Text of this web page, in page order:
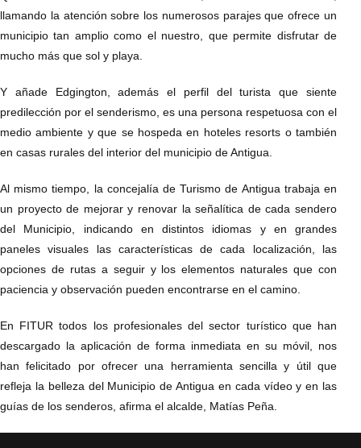
llamando la atención sobre los numerosos parajes que ofrece un
municipio tan amplio como el nuestro, que permite disfrutar de
mucho más que sol y playa.
Y añade Edgington, además el perfil del turista que siente
predilección por el senderismo, es una persona respetuosa con el
medio ambiente y que se hospeda en hoteles resorts o también
en casas rurales del interior del municipio de Antigua.
Al mismo tiempo, la concejalía de Turismo de Antigua trabaja en
un proyecto de mejorar y renovar la señalítica de cada sendero
del Municipio, indicando en distintos idiomas y en grandes
paneles visuales las características de cada localización, las
opciones de rutas a seguir y los elementos naturales que con
paciencia y observación pueden encontrarse en el camino.
En FITUR todos los profesionales del sector turístico que han
descargado la aplicación de forma inmediata en su móvil, nos
han felicitado por ofrecer una herramienta sencilla y útil que
refleja la belleza del Municipio de Antigua en cada vídeo y en las
guías de los senderos, afirma el alcalde, Matías Peña.